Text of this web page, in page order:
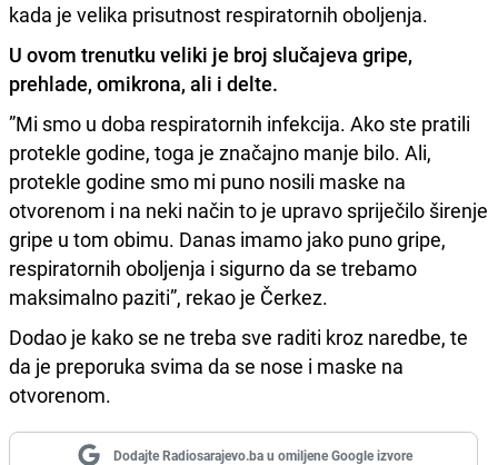
kada je velika prisutnost respiratornih oboljenja.
U ovom trenutku veliki je broj slučajeva gripe,
prehlade, omikrona, ali i delte.
”Mi smo u doba respiratornih infekcija. Ako ste pratili
protekle godine, toga je značajno manje bilo. Ali,
protekle godine smo mi puno nosili maske na
otvorenom i na neki način to je upravo spriječilo širenje
gripe u tom obimu. Danas imamo jako puno gripe,
respiratornih oboljenja i sigurno da se trebamo
maksimalno paziti”, rekao je Čerkez.
Dodao je kako se ne treba sve raditi kroz naredbe, te
da je preporuka svima da se nose i maske na
otvorenom.
Dodajte Radiosarajevo.ba u omiljene Google izvore